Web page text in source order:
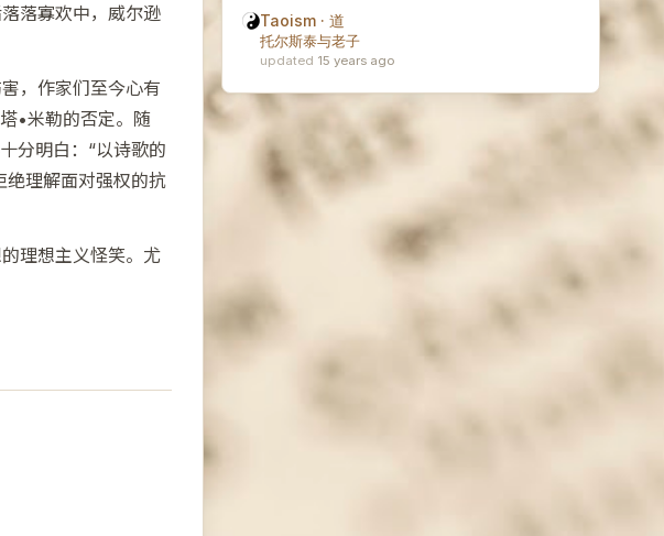
落寡欢中，威尔逊
，作家们至今心有
•米勒的否定。随
分明白：“以诗歌的
绝理解面对强权的抗
理想主义怪笑。尤
Taoism · 道
托尔斯泰与老子
15 years ago